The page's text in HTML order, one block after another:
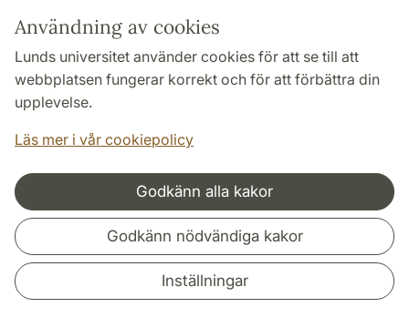
Användning av cookies
Lunds universitet använder cookies för att se till att
webbplatsen fungerar korrekt och för att förbättra din
upplevelse.
Läs mer i vår cookiepolicy
Godkänn alla kakor
Godkänn nödvändiga kakor
Inställningar
TYPO3-login
Följ oss i sociala medier
Samarbeten och nätverk